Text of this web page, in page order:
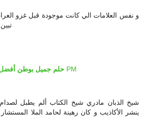
و نفس العلامات الي كانت موجودة قبل غزو
حلم جميل بوطن 13/11/07 5:18 PM
شيخ الذبان مادري شيخ الكتاب ألم يطبل
ينشر الأكاذيب و كان رهينة لحامد الملا